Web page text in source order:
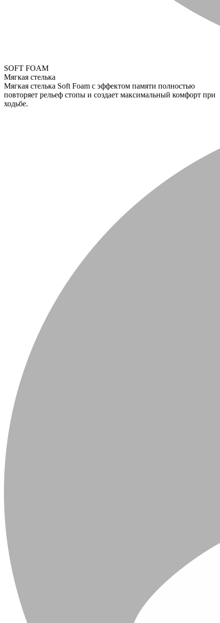
SOFT FOAM
Мягкая стелька
Мягкая стелька Soft Foam с эффектом памяти полностью
повторяет рельеф стопы и создает максимальный комфорт при
ходьбе.